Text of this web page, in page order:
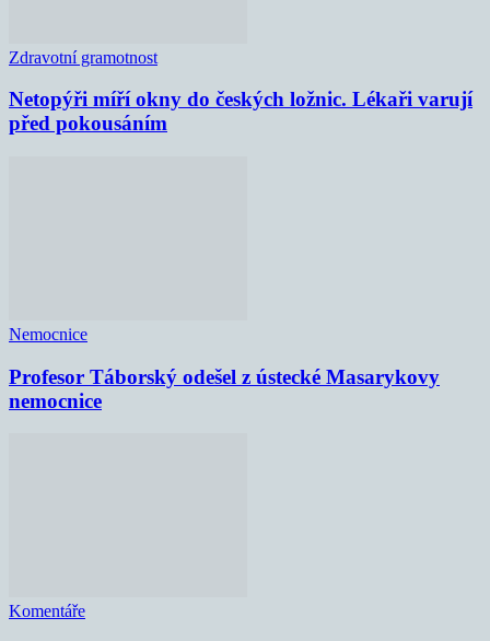
Zdravotní gramotnost
Netopýři míří okny do českých ložnic. Lékaři varují
před pokousáním
Nemocnice
Profesor Táborský odešel z ústecké Masarykovy
nemocnice
Komentáře